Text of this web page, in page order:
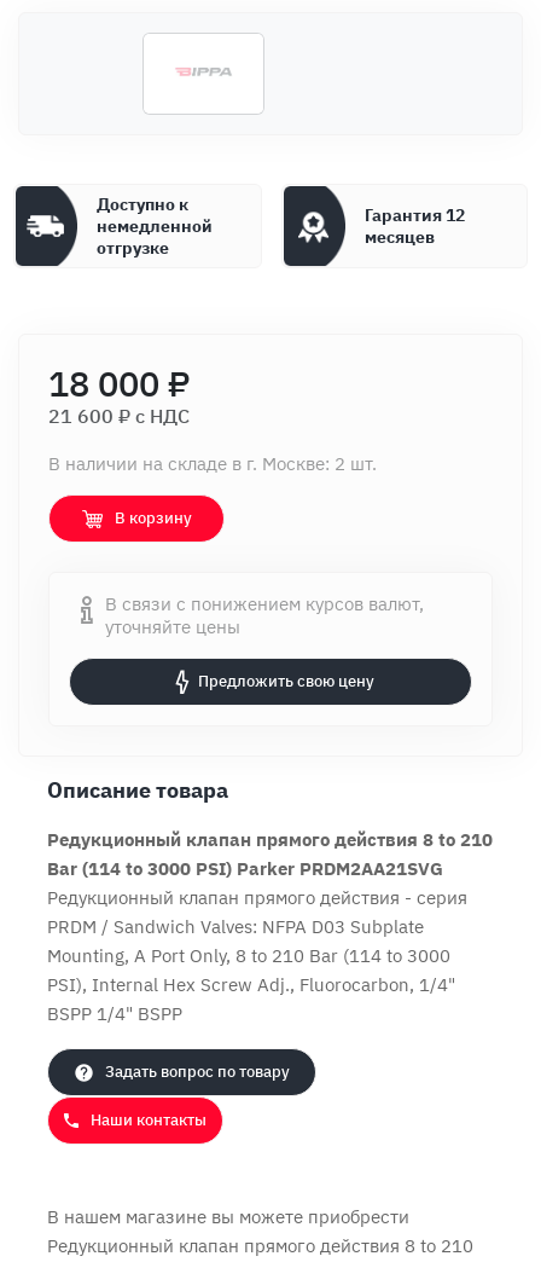
Доступно к
немедленной
отгрузке
Гарантия 12
месяцев
18 000 ₽
21 600 ₽ c НДС
В наличии на складе в г. Москве: 2 шт.
В корзину
В связи с понижением курсов валют,
уточняйте цены
Предложить свою цену
Описание товара
Редукционный клапан прямого действия 8 to 210
Bar (114 to 3000 PSI) Parker PRDM2AA21SVG
Редукционный клапан прямого действия - серия
PRDM / Sandwich Valves: NFPA D03 Subplate
Mounting, A Port Only, 8 to 210 Bar (114 to 3000
PSI), Internal Hex Screw Adj., Fluorocarbon, 1/4"
BSPP 1/4" BSPP
Задать вопрос по товару
Наши контакты
В нашем магазине вы можете приобрести
Редукционный клапан прямого действия 8 to 210
Продолжить покупки Оформить заказ